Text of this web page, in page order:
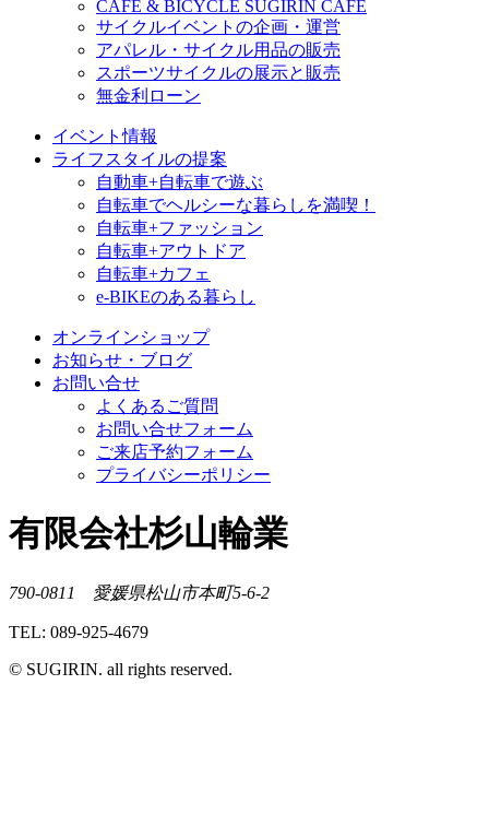
CAFE & BICYCLE SUGIRIN CAFE
サイクルイベントの企画・運営
アパレル・サイクル用品の販売
スポーツサイクルの展示と販売
無金利ローン
イベント情報
ライフスタイルの提案
自動車+自転車で遊ぶ
自転車でヘルシーな暮らしを満喫！
自転車+ファッション
自転車+アウトドア
自転車+カフェ
e-BIKEのある暮らし
オンラインショップ
お知らせ・ブログ
お問い合せ
よくあるご質問
お問い合せフォーム
ご来店予約フォーム
プライバシーポリシー
有限会社杉山輪業
790-0811 愛媛県松山市本町5-6-2
TEL: 089-925-4679
© SUGIRIN. all rights reserved.